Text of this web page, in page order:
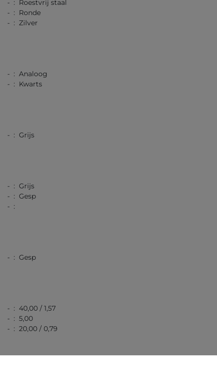
- : Roestvrij staal
- : Ronde
- : Zilver
- : Analoog
- : Kwarts
- : Grijs
- : Grijs
- : Gesp
- :
- : Gesp
- : 40,00 / 1,57
- : 5,00
- : 20,00 / 0,79